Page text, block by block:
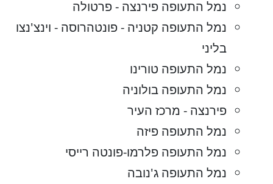
נמל התעופה פירנצה - פרטולה
נמל התעופה קטניה - פונטהרוסה - וינצ'נצו
בליני
נמל התעופה טורינו
נמל התעופה בולוניה
פירנצה - מרכז העיר
נמל התעופה פיזה
נמל התעופה פלרמו-פונטה רייסי
נמל התעופה ג'נובה